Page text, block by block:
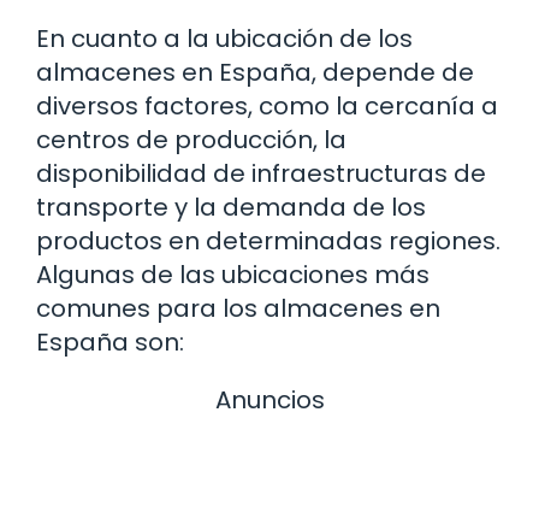
En cuanto a la ubicación de los
almacenes en España, depende de
diversos factores, como la cercanía a
centros de producción, la
disponibilidad de infraestructuras de
transporte y la demanda de los
productos en determinadas regiones.
Algunas de las ubicaciones más
comunes para los almacenes en
España son:
Anuncios